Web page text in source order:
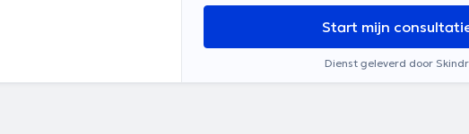
Start mijn
Dienst geleverd door Skindr